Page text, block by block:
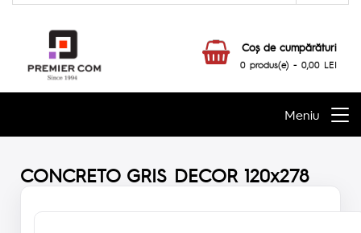
Coş de cumpărături
0 produs(e) - 0,00 LEI
Meniu
CONCRETO GRIS DECOR 120x278